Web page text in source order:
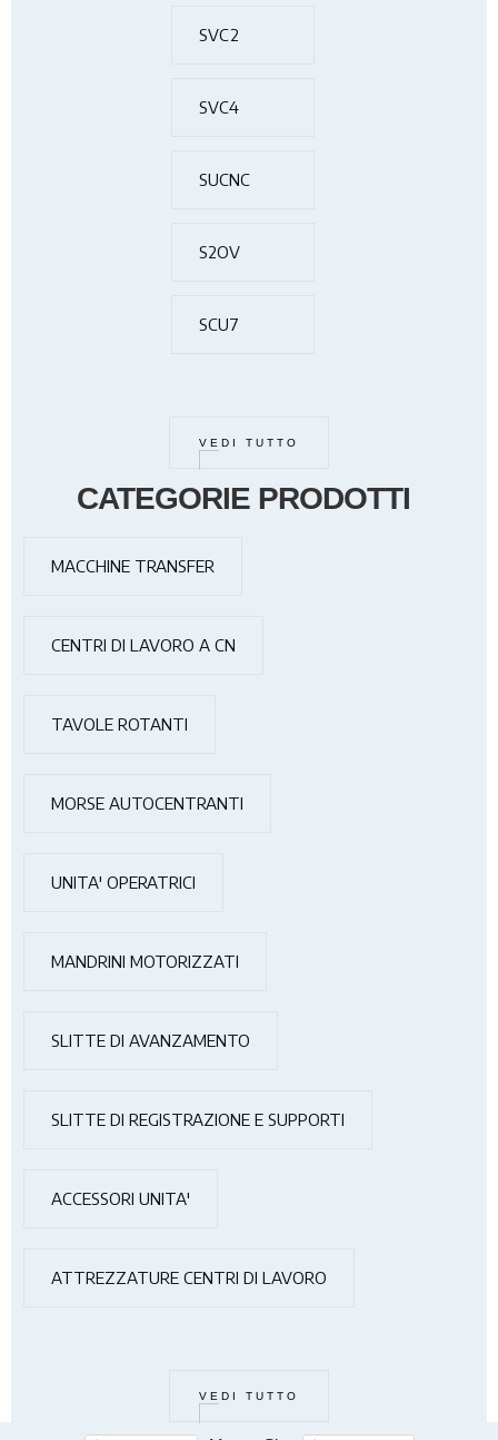
SVC2
SVC4
SUCNC
S2OV
SCU7
VEDI TUTTO
CATEGORIE PRODOTTI
MACCHINE TRANSFER
CENTRI DI LAVORO A CN
TAVOLE ROTANTI
MORSE AUTOCENTRANTI
UNITA' OPERATRICI
MANDRINI MOTORIZZATI
SLITTE DI AVANZAMENTO
SLITTE DI REGISTRAZIONE E SUPPORTI
ACCESSORI UNITA'
ATTREZZATURE CENTRI DI LAVORO
VEDI TUTTO